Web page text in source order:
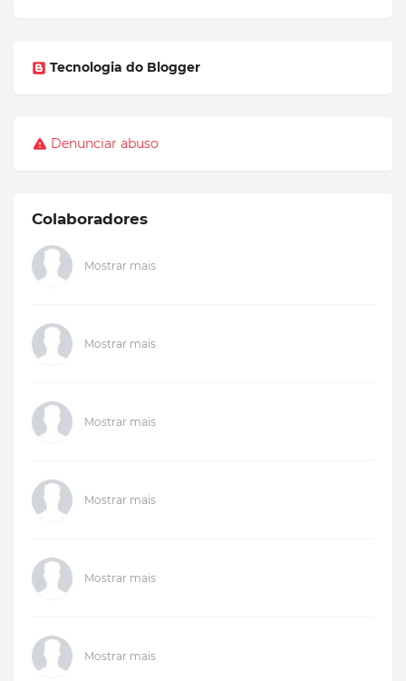
Tecnologia do Blogger
Denunciar abuso
Colaboradores
Mostrar mais
Mostrar mais
Mostrar mais
Mostrar mais
Mostrar mais
Mostrar mais